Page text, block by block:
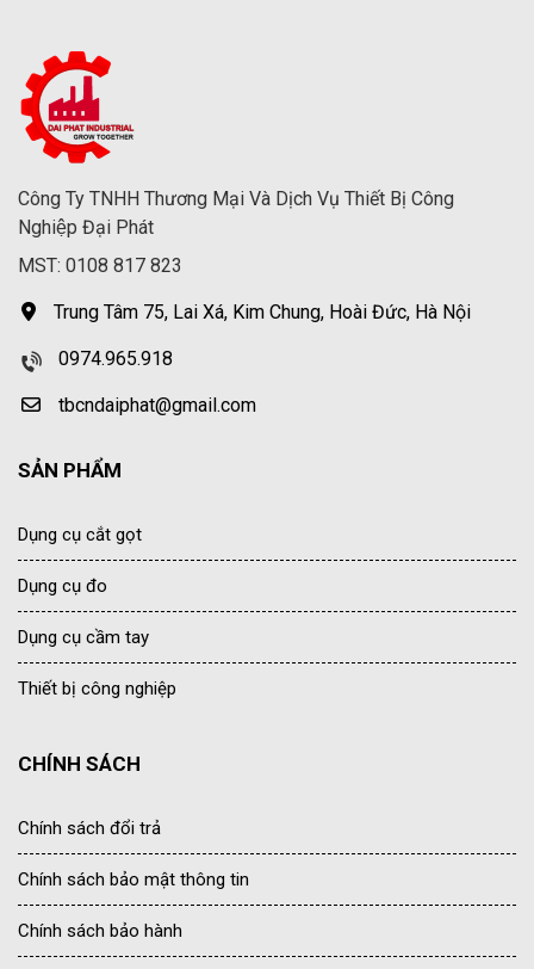
Công Ty TNHH Thương Mại Và Dịch Vụ Thiết Bị Công
Nghiệp Đại Phát
MST: 0108 817 823
Trung Tâm 75, Lai Xá, Kim Chung, Hoài Đức, Hà Nội
0974.965.918
tbcndaiphat@gmail.com
SẢN PHẨM
Dụng cụ cắt gọt
Dụng cụ đo
Dụng cụ cầm tay
Thiết bị công nghiệp
CHÍNH SÁCH
Chính sách đổi trả
Chính sách bảo mật thông tin
Chính sách bảo hành